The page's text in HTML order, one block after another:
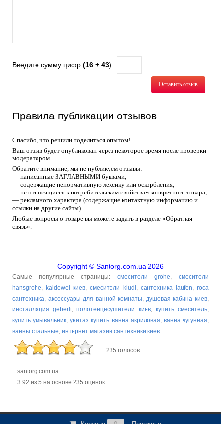
Введите сумму цифр (16 + 43):
Оставить отзыв
Правила публикации отзывов
Спасибо, что решили поделиться опытом!
Ваш отзыв будет опубликован через некоторое время после проверки
модератором.
Обратите внимание, мы не публикуем отзывы:
— написанные ЗАГЛАВНЫМИ буквами,
— содержащие ненормативную лексику или оскорбления,
— не относящиеся к потребительским свойствам конкретного товара,
— рекламного характера (содержащие контактную информацию и
ссылки на другие сайты).
Любые вопросы о товаре вы можете задать в разделе «Обратная
связь».
Copyright © Santorg.com.ua 2026
Самые популярные страницы: смесители grohe,смесители
hansgrohe, kaldewei киев,смесители kludi, сантехника laufen,roca
сантехника, аксессуары для ванной комнаты, душевая кабина киев,
инсталляция geberit,полотенцесушители киев, купить смеситель,
купить умывальник, унитаз купить,ванна акриловая,ванна чугунная,
ванны стальные, интернет магазин сантехники киев
235 голосов
santorg.com.ua
3.92 из 5 на основе 235 оценок.